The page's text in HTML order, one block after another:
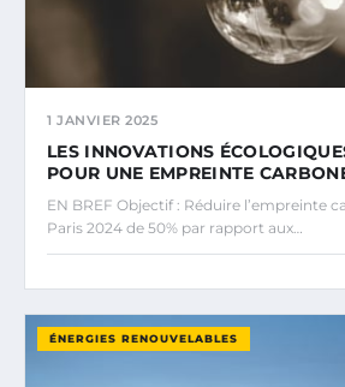
1 JANVIER 2025
LES INNOVATIONS
POUR UNE EMPREINTE
EN BREF Objectif : Réduire l’empreinte
Paris 2024 de 50% par rapport aux…
ÉNERGIES RENOUVELABLES